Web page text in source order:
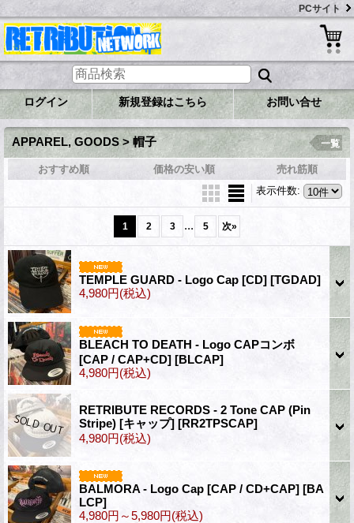
PCサイト
ログイン 新規登録はこちら お問い合せ
APPAREL, GOODS > 帽子 一覧
おすすめ順 価格の安い順
売れ筋順
表示件数:
1 2 3 ... 5 次»
TEMPLE GUARD - Logo Cap [CD] [TGDAD]
4,980円(税込)
BLEACH TO DEATH - Logo CAPコンボ
[CAP / CAP+CD] [BLCAP]
4,980円(税込)
RETRIBUTE RECORDS - 2 Tone CAP (Pin
Stripe) [キャップ] [RR2TPSCAP]
4,980円(税込)
BALMORA - Logo Cap [CAP / CD+CAP] [BA
LCP]
4,980円～5,980円(税込)